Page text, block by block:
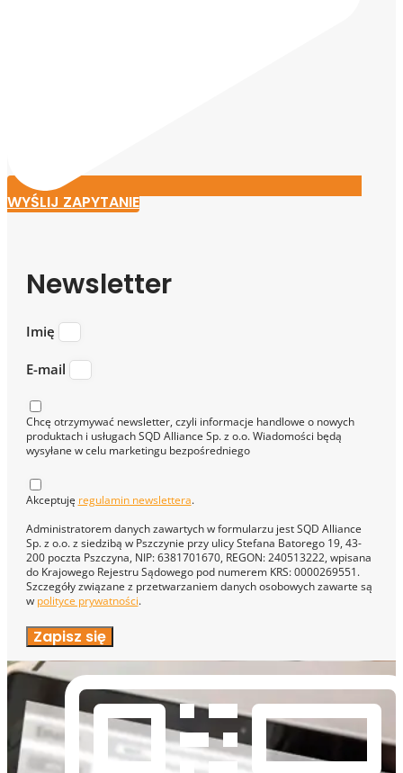
WYŚLIJ ZAPYTANIE
Newsletter
Imię
E-mail
Chcę otrzymywać newsletter, czyli informacje handlowe o nowych
produktach i usługach SQD Alliance Sp. z o.o. Wiadomości będą
wysyłane w celu marketingu bezpośredniego
Akceptuję regulamin newslettera.
Administratorem danych zawartych w formularzu jest SQD Alliance
Sp. z o.o. z siedzibą w Pszczynie przy ulicy Stefana Batorego 19, 43-
200 poczta Pszczyna, NIP: 6381701670, REGON: 240513222, wpisana
do Krajowego Rejestru Sądowego pod numerem KRS: 0000269551.
Szczegóły związane z przetwarzaniem danych osobowych zawarte są
w polityce prywatności.
Zapisz się